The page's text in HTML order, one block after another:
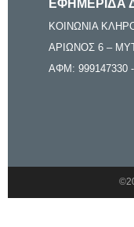
ΕΦΗΜΕΡΙΔΑ
ΚΟΙΝΩΝΙΑ
ΑΡΙΩΝΟΣ 6 –
ΑΦΜ: